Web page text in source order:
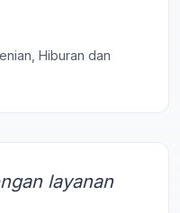
Hiburan dan
layanan